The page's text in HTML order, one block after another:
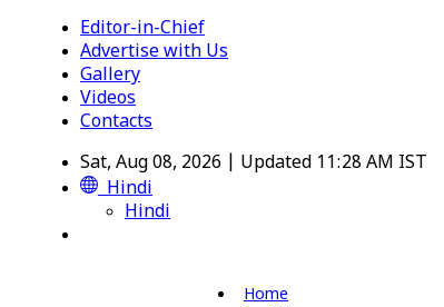
Editor-in-Chief
Advertise with Us
Gallery
Videos
Contacts
Sat, Aug 08, 2026 | Updated 11:28 AM IST
Hindi
Hindi
Home